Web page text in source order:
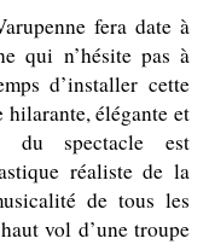
fera date à
qui n’hésite pas à
d’installer cette
élégante et
du spectacle est
réaliste de la
de tous les
vol d’une troupe